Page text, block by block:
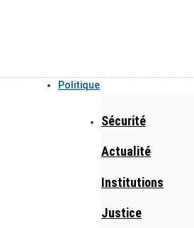
Politique
Sécurité
Actualité
Institutions
Justice